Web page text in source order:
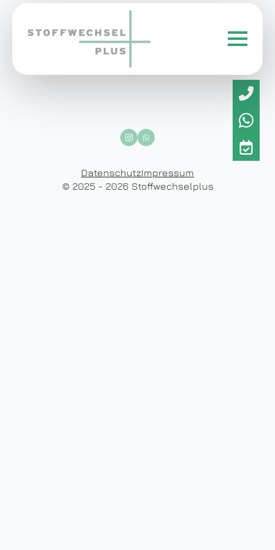
DatenschutzImpressum
© 2025 - 2026 Stoffwechselplus